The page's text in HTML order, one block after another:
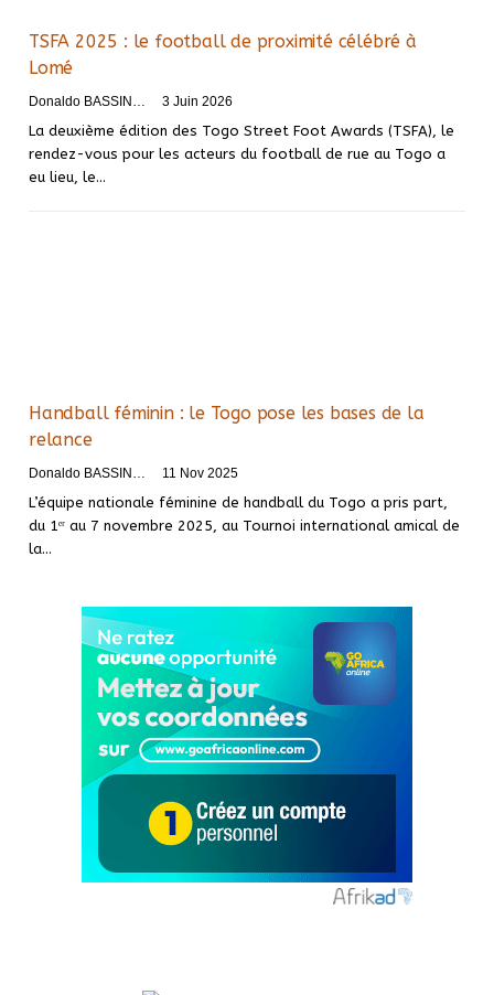
TSFA 2025 : le football de proximité célébré à
Lomé
3 Juin 2026
La deuxième édition des Togo Street Foot Awards (TSFA), le
rendez-vous pour les acteurs du football de rue au Togo a
eu lieu, le…
Handball féminin : le Togo pose les bases de la
relance
Donaldo BASSINGA 11 Nov 2025
L’équipe nationale féminine de handball du Togo a pris part,
du 1ᵉʳ au 7 novembre 2025, au Tournoi international amical de
la…